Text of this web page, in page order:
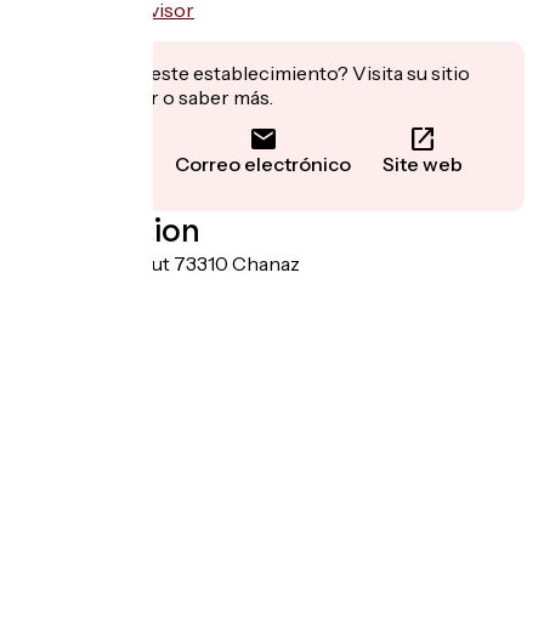
¿Te interesa este establecimiento? Visita su sitio
para reservar o saber más.
Correo electrónico Site web
Localisation
route de Portout 73310 Chanaz